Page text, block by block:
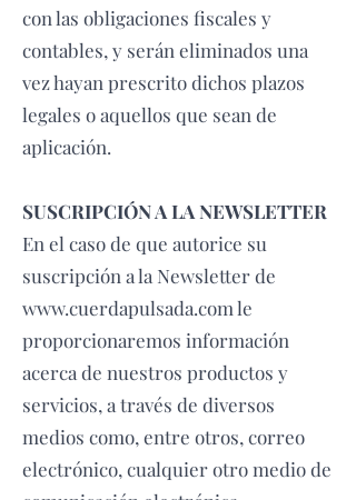
con las obligaciones fiscales y
contables, y serán eliminados una
vez hayan prescrito dichos plazos
legales o aquellos que sean de
aplicación.
SUSCRIPCIÓN A LA NEWSLETTER
En el caso de que autorice su
suscripción a la Newsletter de
www.cuerdapulsada.com le
proporcionaremos información
acerca de nuestros productos y
servicios, a través de diversos
medios como, entre otros, correo
electrónico, cualquier otro medio de